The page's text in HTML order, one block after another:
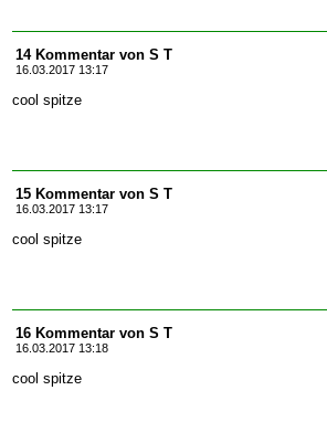
14 Kommentar von S T
16.03.2017 13:17
cool spitze
15 Kommentar von S T
16.03.2017 13:17
cool spitze
16 Kommentar von S T
16.03.2017 13:18
cool spitze